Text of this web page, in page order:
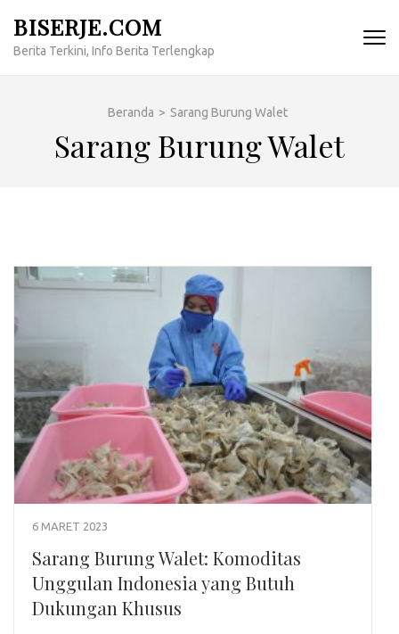
konten
BISERJE.COM
Berita Terkini, Info Berita Terlengkap
Beranda > Sarang Burung Walet
Sarang Burung Walet
6 MARET 2023
Sarang Burung Walet: Komoditas
Unggulan Indonesia yang Butuh
Dukungan Khusus